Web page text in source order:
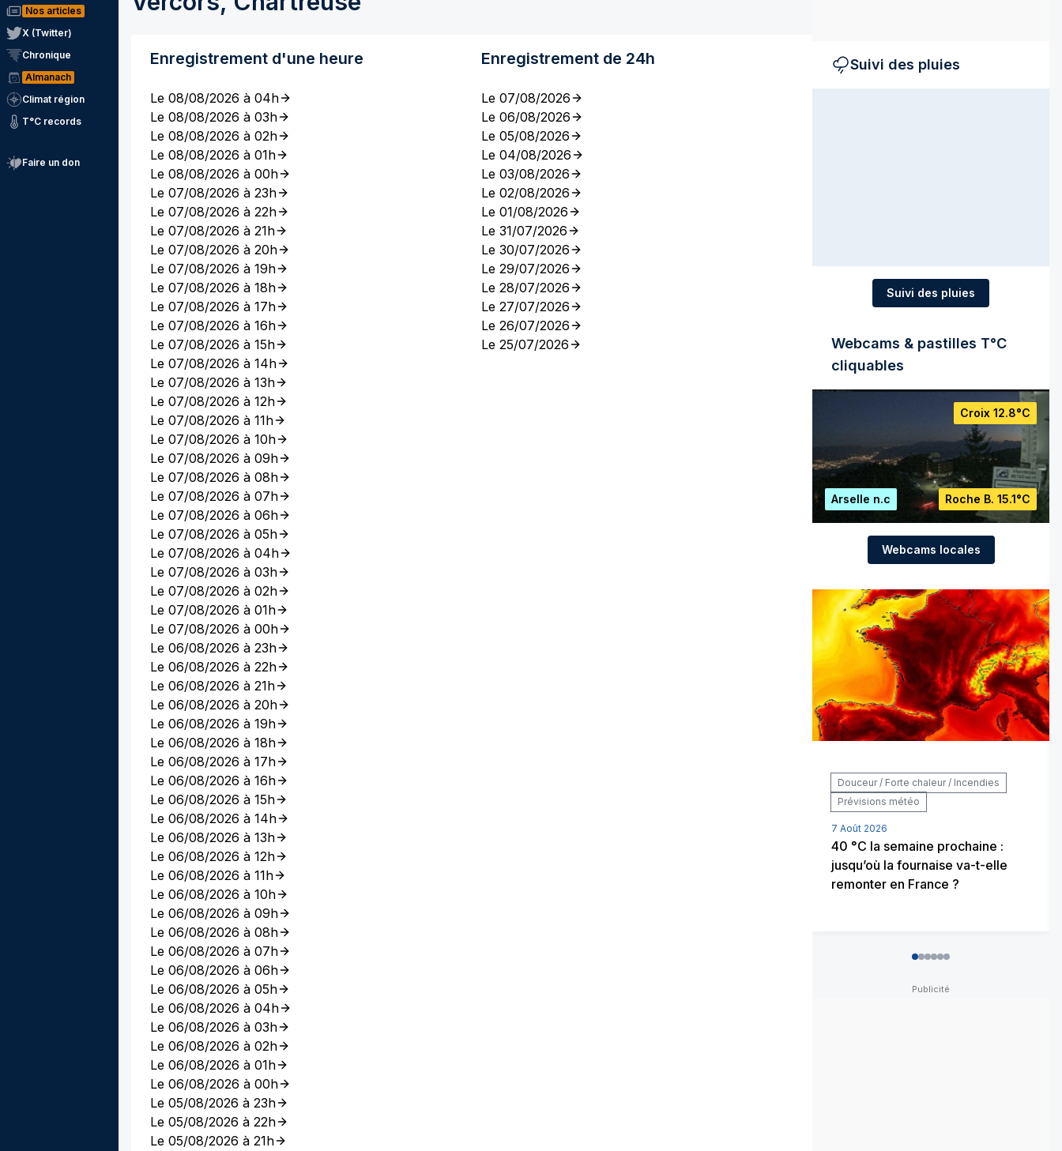
Nos articles
X (Twitter)
Chronique
Almanach
Climat région
T°C records
Faire un don
Enregistrement d'une heure
Le 08/08/2026 à 04h
Le 08/08/2026 à 03h
Le 08/08/2026 à 02h
Le 08/08/2026 à 01h
Le 08/08/2026 à 00h
Le 07/08/2026 à 23h
Le 07/08/2026 à 22h
Le 07/08/2026 à 21h
Le 07/08/2026 à 20h
Le 07/08/2026 à 19h
Le 07/08/2026 à 18h
Le 07/08/2026 à 17h
Le 07/08/2026 à 16h
Le 07/08/2026 à 15h
Le 07/08/2026 à 14h
Le 07/08/2026 à 13h
Le 07/08/2026 à 12h
Le 07/08/2026 à 11h
Le 07/08/2026 à 10h
Le 07/08/2026 à 09h
Le 07/08/2026 à 08h
Le 07/08/2026 à 07h
Le 07/08/2026 à 06h
Le 07/08/2026 à 05h
Le 07/08/2026 à 04h
Le 07/08/2026 à 03h
Le 07/08/2026 à 02h
Le 07/08/2026 à 01h
Le 07/08/2026 à 00h
Le 06/08/2026 à 23h
Le 06/08/2026 à 22h
Le 06/08/2026 à 21h
Le 06/08/2026 à 20h
Le 06/08/2026 à 19h
Le 06/08/2026 à 18h
Le 06/08/2026 à 17h
Le 06/08/2026 à 16h
Le 06/08/2026 à 15h
Le 06/08/2026 à 14h
Le 06/08/2026 à 13h
Le 06/08/2026 à 12h
Le 06/08/2026 à 11h
Le 06/08/2026 à 10h
Le 06/08/2026 à 09h
Le 06/08/2026 à 08h
Le 06/08/2026 à 07h
Le 06/08/2026 à 06h
Le 06/08/2026 à 05h
Le 06/08/2026 à 04h
Le 06/08/2026 à 03h
Le 06/08/2026 à 02h
Le 06/08/2026 à 01h
Le 06/08/2026 à 00h
Le 05/08/2026 à 23h
Le 05/08/2026 à 22h
Le 05/08/2026 à 21h
Enregistrement de 24h
Le 07/08/2026
Le 06/08/2026
Le 05/08/2026
Le 04/08/2026
Le 03/08/2026
Le 02/08/2026
Le 01/08/2026
Le 31/07/2026
Le 30/07/2026
Le 29/07/2026
Le 28/07/2026
Le 27/07/2026
Le 26/07/2026
Le 25/07/2026
Suivi des pluies
Suivi des pluies
Webcams & pastilles T°C
cliquables
Croix 12.8°C
Arselle n.c Roche B. 15.1°C
Webcams locales
Douceur / Forte chaleur / Incendies
Prévisions météo
7 Août 2026
40 °C la semaine prochaine :
jusqu’où la fournaise va-t-elle
remonter en France ?
012345